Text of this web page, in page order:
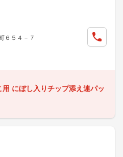
６５４－７
用 にぼし入りチップ添え連パッ